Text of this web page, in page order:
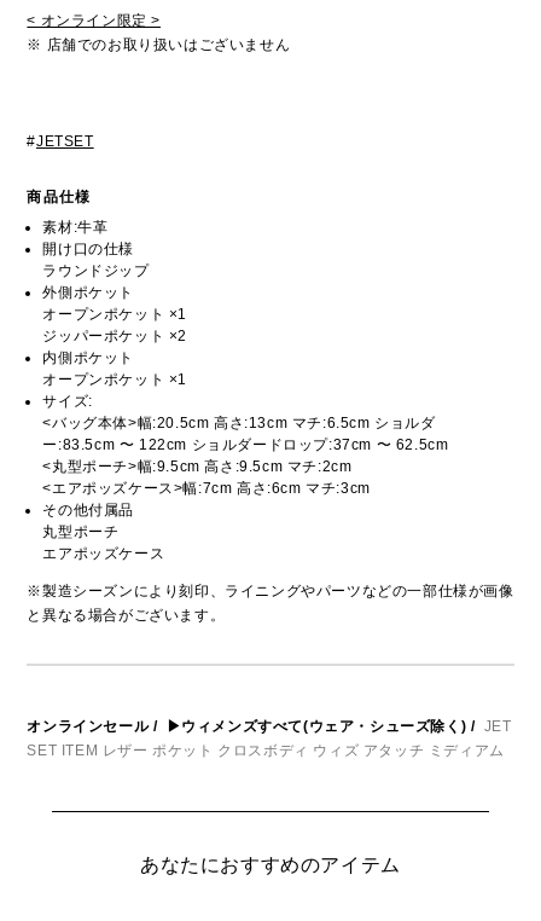
< オンライン限定 >
※ 店舗でのお取り扱いはございません
#JETSET
商品仕様
素材:牛革
開け口の仕様
ラウンドジップ
外側ポケット
オープンポケット ×1
ジッパーポケット ×2
内側ポケット
オープンポケット ×1
サイズ:
<バッグ本体>幅:20.5cm 高さ:13cm マチ:6.5cm ショルダ
ー:83.5cm 〜 122cm ショルダードロップ:37cm 〜 62.5cm
<丸型ポーチ>幅:9.5cm 高さ:9.5cm マチ:2cm
<エアポッズケース>幅:7cm 高さ:6cm マチ:3cm
その他付属品
丸型ポーチ
エアポッズケース
※製造シーズンにより刻印、ライニングやパーツなどの一部仕様が画像
と異なる場合がございます。
オンラインセール/ ▶ウィメンズすべて(ウェア・シューズ除く) / JET
SET ITEM レザー ポケット クロスボディ ウィズ アタッチ ミディアム
あなたにおすすめのアイテム